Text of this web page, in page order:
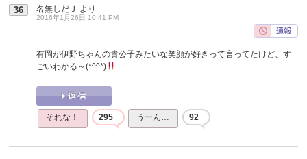
36 名無しだＪ より
2016年1月26日 10:41 PM
有岡が伊野ちゃんの貴公子みたいな笑顔が好きって言ってたけど、す
ごいわかる～(*^^*)
それな！ 295 うーん… 92